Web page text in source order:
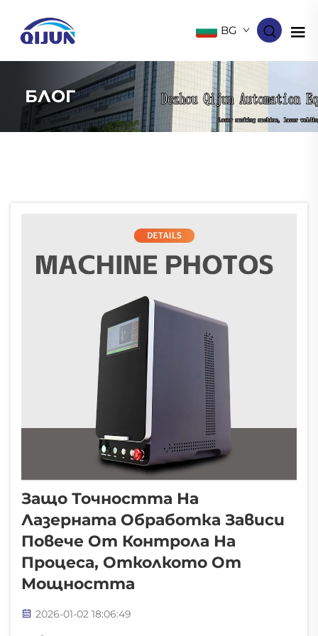
BG
БЛОГ
Защо Точността На
Лазерната Обработка Зависи
Повече От Контрола На
Процеса, Отколкото От
Мощността
2026-01-02 18:06:49